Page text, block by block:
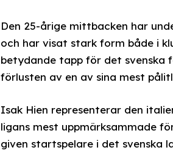
Den 25-årige mittbacken har
och har visat stark form både i
betydande tapp för det svenska
förlusten av en av sina mest
Isak Hien representerar den
ligans mest uppmärksammade
given startspelare i det svenska